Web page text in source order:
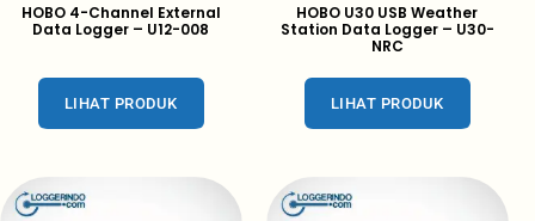
HOBO 4-Channel External
Data Logger – U12-008
LIHAT PRODUK
HOBO U30 USB Weather
Station Data Logger – U30-
NRC
LIHAT PRODUK